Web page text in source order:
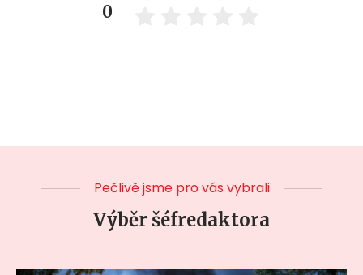
0
Pečlivě jsme pro vás vybrali
Výběr šéfredaktora